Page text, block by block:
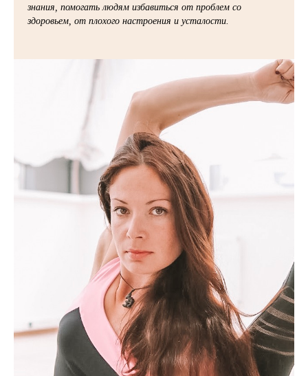
знания, помогать людям избавиться от проблем со
здоровьем, от плохого настроения и усталости.